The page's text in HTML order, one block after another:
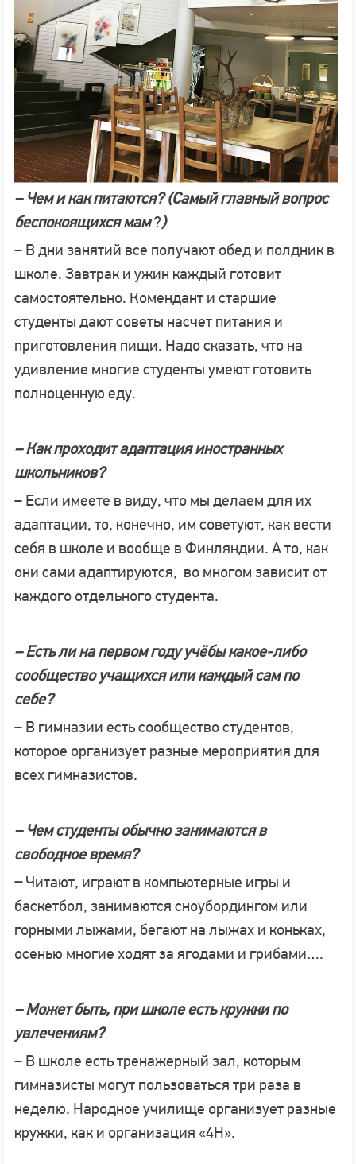
– Чем и как питаются? (Самый главный вопрос
беспокоящихся мам?)
– В дни занятий все получают обед и полдник в
школе. Завтрак и ужин каждый готовит
самостоятельно. Комендант и старшие
студенты дают советы насчет питания и
приготовления пищи. Надо сказать, что на
удивление многие студенты умеют готовить
полноценную еду.
– Как проходит адаптация иностранных
школьников?
– Если имеете в виду, что мы делаем для их
адаптации, то, конечно, им советуют, как вести
себя в школе и вообще в Финляндии. А то, как
они сами адаптируются, во многом зависит от
каждого отдельного студента.
– Есть ли на первом году учёбы какое-либо
сообщество учащихся или каждый сам по
себе?
– В гимназии есть сообщество студентов,
которое организует разные мероприятия для
всех гимназистов.
– Чем студенты обычно занимаются в
свободное время?
–Читают, играют в компьютерные игры и
баскетбол, занимаются сноубордингом или
горными лыжами, бегают на лыжах и коньках,
осенью многие ходят за ягодами и грибами….
– Может быть, при школе есть кружки по
увлечениям?
– В школе есть тренажерный зал, которым
гимназисты могут пользоваться три раза в
неделю. Народное училище организует разные
кружки, как и организация «4Н».